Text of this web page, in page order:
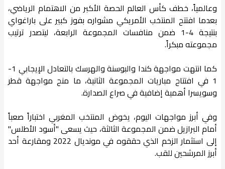
وعالمياً، خطف كأس العالم الحصة الأكبر من الاهتمام الرياضي،
بعدما افتتح المنتخب الأمريكي مشواره بفوز كبير على باراغواي
بنتيجة 4-1 ضمن منافسات المجموعة الرابعة، ليتصدر ترتيب
مجموعته مبكراً.
كما انتهت مواجهة كندا والبوسنة والهرسك بالتعادل الإيجابي 1-
1 في افتتاح مباريات المجموعة الثانية، ما منح مواجهة قطر
وسويسرا أهمية إضافية في صراع الصدارة.
وفي أبرز مواجهات اليوم، يخوض المنتخب المغربي اختباراً صعباً
أمام البرازيل ضمن المجموعة الثالثة، حيث يسعى "أسود الأطلس"
إلى استثمار الزخم الذي حققوه في مونديال 2022 ومقارعة أحد
أبرز المرشحين للقب.